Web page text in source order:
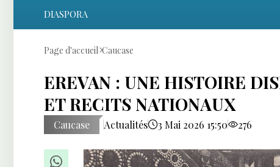
DIASPORA
Page d'accueil Caucase
EREVAN : UNE HISTOIRE
ET RECITS NATIONAUX
Caucase Actualités 3 Mai 2026 15:50 276